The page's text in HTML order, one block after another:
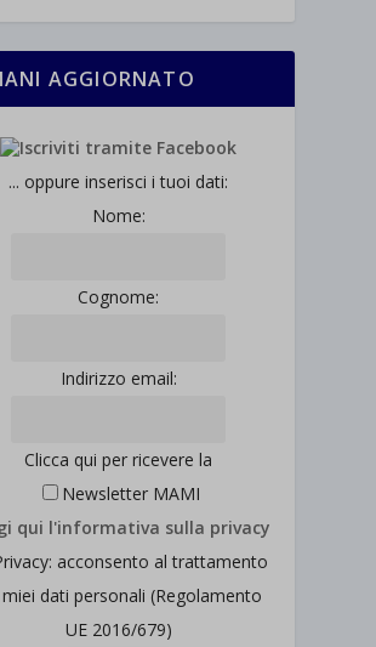
AGGIORNATO
... oppure inserisci i tuoi dati:
Nome:
Cognome:
Indirizzo email:
Clicca qui per ricevere la
Newsletter MAMI
qui l'informativa sulla privacy
acconsento al trattamento
dati personali (Regolamento
UE 2016/679)